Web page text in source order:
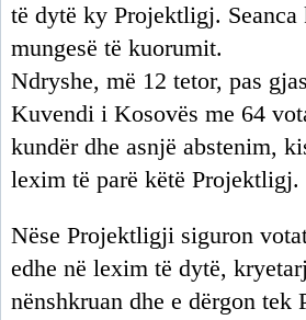
të dytë ky Projektligj. Seanca
mungesë të kuorumit.
Ndryshe, më 12 tetor, pas
Kuvendi i Kosovës me 64
kundër dhe asnjë abstenim,
lexim të parë këtë Projektligj.
Nëse Projektligji siguron
edhe në lexim të dytë,
nënshkruan dhe e dërgon tek